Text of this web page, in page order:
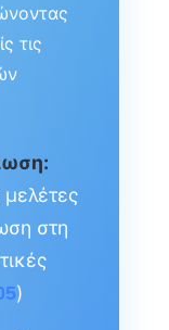
τις
μελέτες
στη
)